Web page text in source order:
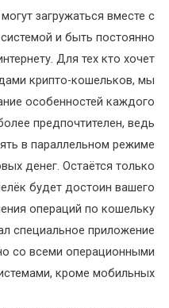
загружаться вместе с
и быть постоянно
Для тех кто хочет
крипто-кошельков, мы
особенностей каждого
предпочтителен, ведь
в параллельном режиме
денег. Остаётся только
будет достоин вашего
операций по кошельку
специальное приложение
со всеми операционными
кроме мобильных.